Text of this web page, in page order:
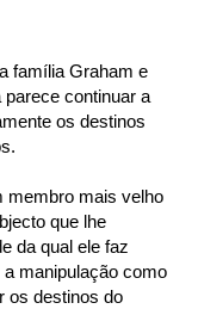
família Graham e
continuar a
os destinos
membro mais velho
que lhe
da qual ele faz
manipulação como
os destinos do